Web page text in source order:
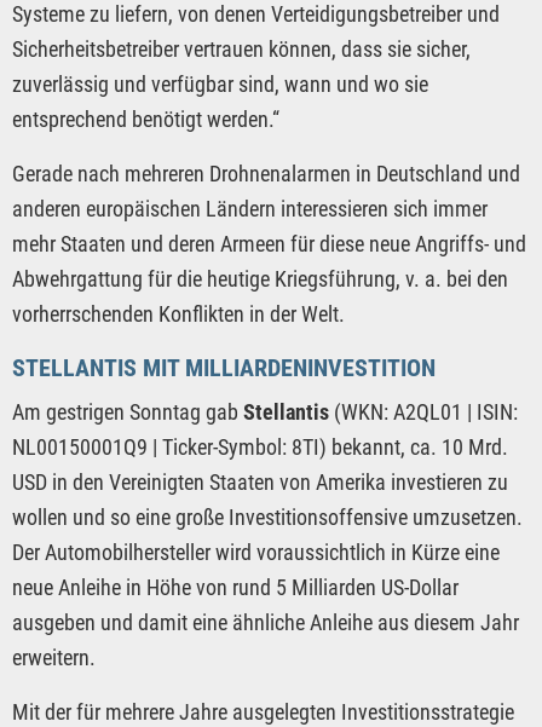
Systeme zu liefern, von denen Verteidigungsbetreiber und
Sicherheitsbetreiber vertrauen können, dass sie sicher,
zuverlässig und verfügbar sind, wann und wo sie
entsprechend benötigt werden.“
Gerade nach mehreren Drohnenalarmen in Deutschland und
anderen europäischen Ländern interessieren sich immer
mehr Staaten und deren Armeen für diese neue Angriffs- und
Abwehrgattung für die heutige Kriegsführung, v. a. bei den
vorherrschenden Konflikten in der Welt.
STELLANTIS MIT MILLIARDENINVESTITION
Am gestrigen Sonntag gab Stellantis (WKN: A2QL01 | ISIN:
NL00150001Q9 | Ticker-Symbol: 8TI) bekannt, ca. 10 Mrd.
USD in den Vereinigten Staaten von Amerika investieren zu
wollen und so eine große Investitionsoffensive umzusetzen.
Der Automobilhersteller wird voraussichtlich in Kürze eine
neue Anleihe in Höhe von rund 5 Milliarden US-Dollar
ausgeben und damit eine ähnliche Anleihe aus diesem Jahr
erweitern.
Mit der für mehrere Jahre ausgelegten Investitionsstrategie